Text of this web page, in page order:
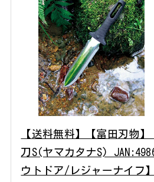
【送料無料】【富田刃物
刀S(ヤマカタナS)
ウトドア/レジャーナイフ】